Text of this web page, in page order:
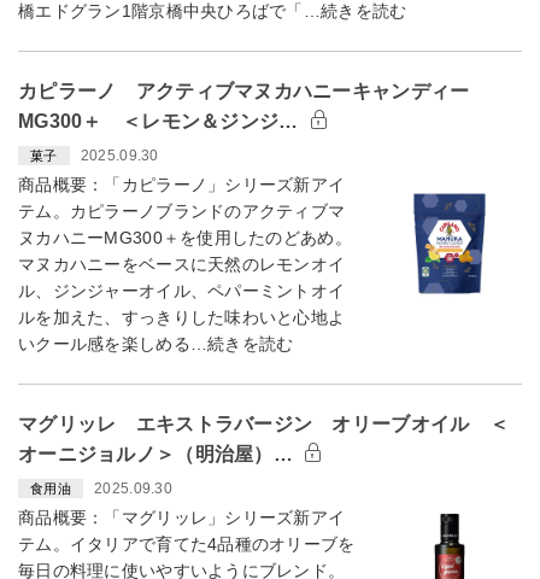
橋エドグラン1階京橋中央ひろばで「…続きを読む
カピラーノ アクティブマヌカハニーキャンディー
MG300＋ ＜レモン＆ジンジ…
菓子 2025.09.30
商品概要：「カピラーノ」シリーズ新アイ
テム。カピラーノブランドのアクティブマ
ヌカハニーMG300＋を使用したのどあめ。
マヌカハニーをベースに天然のレモンオイ
ル、ジンジャーオイル、ペパーミントオイ
ルを加えた、すっきりした味わいと心地よ
いクール感を楽しめる…続きを読む
マグリッレ エキストラバージン オリーブオイル ＜
オーニジョルノ＞（明治屋）…
食用油 2025.09.30
商品概要：「マグリッレ」シリーズ新アイ
テム。イタリアで育てた4品種のオリーブを
毎日の料理に使いやすいようにブレンド。